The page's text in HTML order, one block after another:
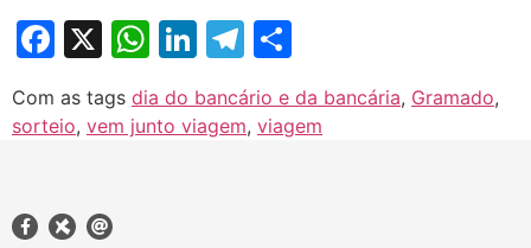
Facebook
X WhatsApp
LinkedIn
Telegram
Com as tags dia do bancário e da bancária, Gramado,
sorteio, vem junto viagem, viagem